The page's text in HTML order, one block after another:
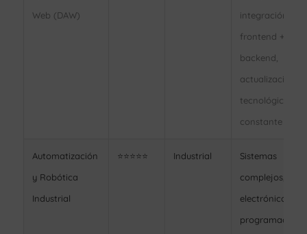
Web (DAW)
integración
frontend +
backend,
actualización
tecnológica
constante
Automatización
y Robótica
Industrial
⭐⭐⭐⭐⭐ Industrial
Sistemas
complejos,
electrónica +
programación,